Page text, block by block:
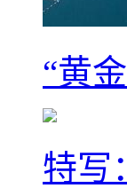
“黄
特写